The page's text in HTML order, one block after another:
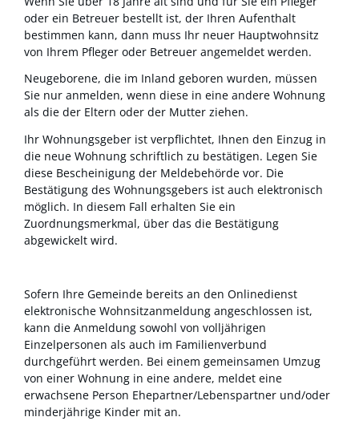
oder ein Betreuer bestellt ist, der Ihren Aufenthalt
bestimmen kann, dann muss Ihr neuer Hauptwohnsitz
von Ihrem Pfleger oder Betreuer angemeldet werden.
Neugeborene, die im Inland geboren wurden, müssen
Sie nur anmelden, wenn diese in eine andere Wohnung
als die der Eltern oder der Mutter ziehen.
Ihr Wohnungsgeber ist verpflichtet, Ihnen den Einzug in
die neue Wohnung schriftlich zu bestätigen. Legen Sie
diese Bescheinigung der Meldebehörde vor. Die
Bestätigung des Wohnungsgebers ist auch elektronisch
möglich. In diesem Fall erhalten Sie ein
Zuordnungsmerkmal, über das die Bestätigung
abgewickelt wird.
Sofern Ihre Gemeinde bereits an den Onlinedienst
elektronische Wohnsitzanmeldung angeschlossen ist,
kann die Anmeldung sowohl von volljährigen
Einzelpersonen als auch im Familienverbund
durchgeführt werden. Bei einem gemeinsamen Umzug
von einer Wohnung in eine andere, meldet eine
erwachsene Person Ehepartner/Lebenspartner und/oder
minderjährige Kinder mit an.